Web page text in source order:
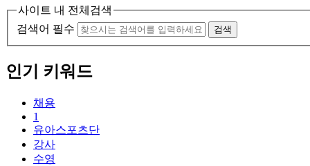
사이트 내 전체검색
검색어 필수
검색
인기 키워드
채용
1
유아스포츠단
강사
수영